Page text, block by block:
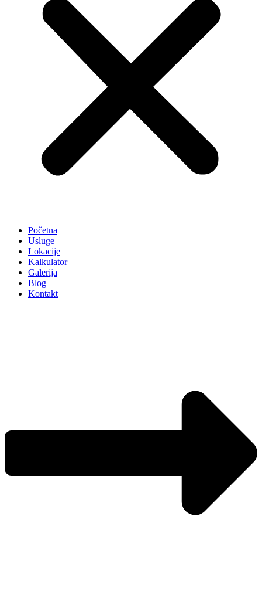
Početna
Usluge
Lokacije
Kalkulator
Galerija
Blog
Kontakt